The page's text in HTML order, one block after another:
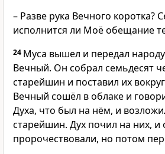
– Разве рука Вечного коротка?
исполнится ли Моё обещание
24 Муса вышел и передал народу
Вечный. Он собрал семьдесят
старейшин и поставил их
Вечный сошёл в облаке и
Духа, что был на нём, и
старейшин. Дух почил на них, и
пророчествовали, но потом